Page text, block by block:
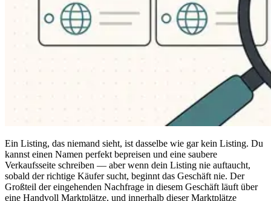
Ein Listing, das niemand sieht, ist dasselbe wie gar kein Listing. Du
kannst einen Namen perfekt bepreisen und eine saubere
Verkaufsseite schreiben — aber wenn dein Listing nie auftaucht,
sobald der richtige Käufer sucht, beginnt das Geschäft nie. Der
Großteil der eingehenden Nachfrage in diesem Geschäft läuft über
eine Handvoll Marktplätze, und innerhalb dieser Marktplätze